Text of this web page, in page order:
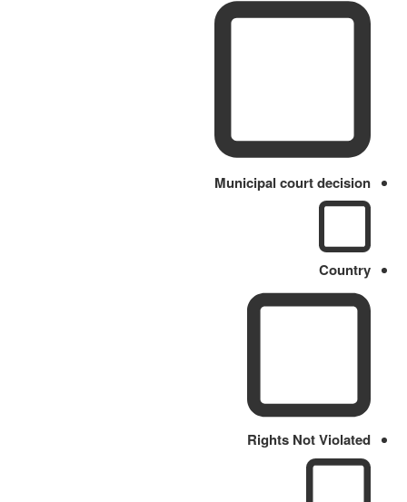
Municipal court decision
Country
Rights Not Violated